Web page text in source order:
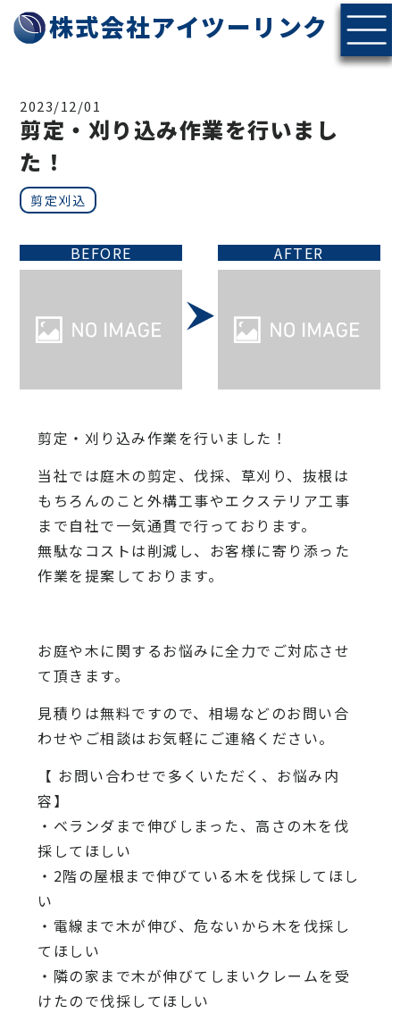
株式会社アイツーリンク
2023/12/01
剪定・刈り込み作業を行いまし
た！
剪定刈込
BEFORE AFTER
剪定・刈り込み作業を行いました！
当社では庭木の剪定、伐採、草刈り、抜根は
もちろんのこと外構工事やエクステリア工事
まで自社で一気通貫で行っております。
無駄なコストは削減し、お客様に寄り添った
作業を提案しております。
お庭や木に関するお悩みに全力でご対応させ
て頂きます。
見積りは無料ですので、相場などのお問い合
わせやご相談はお気軽にご連絡ください。
【 お問い合わせで多くいただく、お悩み内
容】
・ベランダまで伸びしまった、高さの木を伐
採してほしい
・2階の屋根まで伸びている木を伐採してほし
い
・電線まで木が伸び、危ないから木を伐採し
てほしい
・隣の家まで木が伸びてしまいクレームを受
けたので伐採してほしい